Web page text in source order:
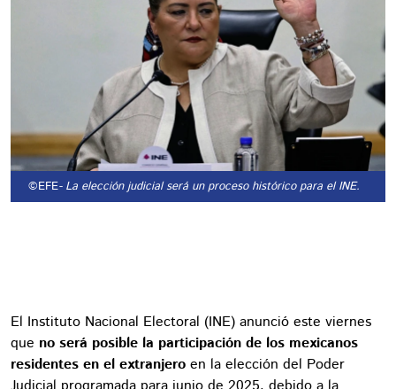
©EFE- La elección judicial será un proceso histórico para el INE.
El Instituto Nacional Electoral (INE) anunció este viernes
que no será posible la participación de los mexicanos
residentes en el extranjero en la elección del Poder